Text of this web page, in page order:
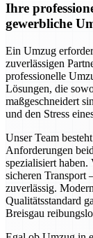
Ihre
gewerbliche
Ein Umzug
zuverlässigen
professionelle
Lösungen, die
maßgeschneidert
und den Stress
Unser Team
Anforderungen
spezialisiert haben.
sicheren Transport
zuverlässig.
Qualitätsstandard
Breisgau